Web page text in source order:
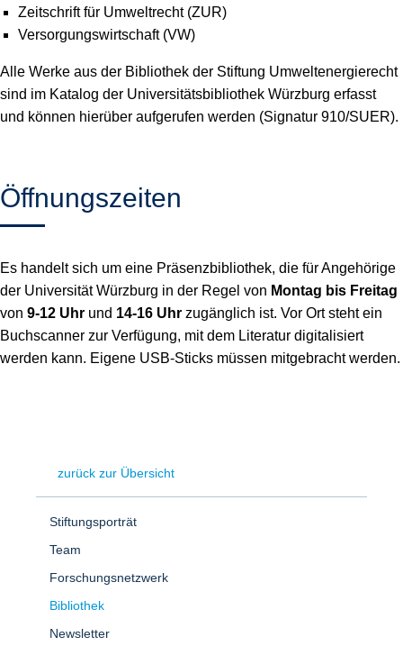
Zeitschrift für Umweltrecht (ZUR)
Versorgungswirtschaft (VW)
Alle Werke aus der Bibliothek der Stiftung Umweltenergierecht
sind im Katalog der Universitätsbibliothek Würzburg erfasst
und können hierüber aufgerufen werden (Signatur 910/SUER).
Öffnungszeiten
Es handelt sich um eine Präsenzbibliothek, die für Angehörige
der Universität Würzburg in der Regel von Montag bis Freitag
von 9-12 Uhr und 14-16 Uhr zugänglich ist. Vor Ort steht ein
Buchscanner zur Verfügung, mit dem Literatur digitalisiert
werden kann. Eigene USB-Sticks müssen mitgebracht werden.
zurück zur Übersicht
Stiftungsporträt
Team
Forschungsnetzwerk
Bibliothek
Newsletter